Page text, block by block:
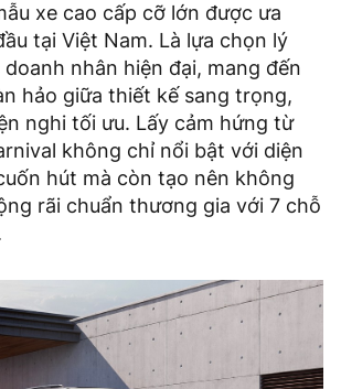
xe cao cấp cỡ lớn được ưa
tại Việt Nam. Là lựa chọn lý
nhân hiện đại, mang đến
hảo giữa thiết kế sang trọng,
nghi tối ưu. Lấy cảm hứng từ
không chỉ nổi bật với diện
hút mà còn tạo nên không
rãi chuẩn thương gia với 7 chỗ